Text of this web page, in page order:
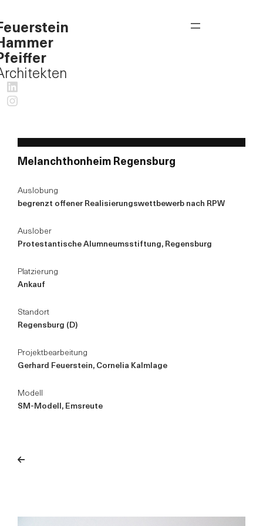
LinkedIn
Instagram
Melanchthonheim Regensburg
Auslobung
begrenzt offener Realisierungswettbewerb nach RPW
Auslober
Protestantische Alumneumsstiftung, Regensburg
Platzierung
Ankauf
Standort
Regensburg (D)
Projektbearbeitung
Gerhard Feuerstein, Cornelia Kalmlage
Modell
SM-Modell, Emsreute